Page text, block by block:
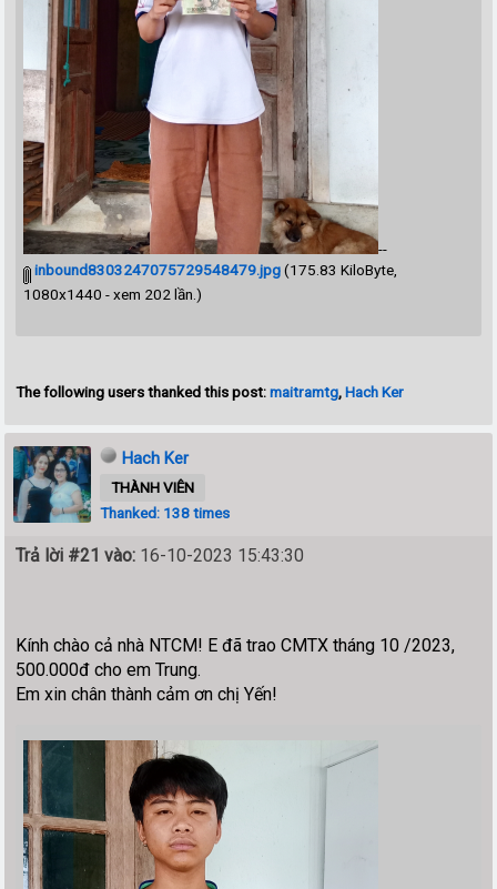
--
inbound8303247075729548479.jpg(175.83 KiloByte,
1080x1440 - xem 202 lần.)
The following users thanked this post:maitramtg,Hach Ker
Hach Ker
THÀNH VIÊN
Thanked: 138 times
Trả lời #21 vào: 16-10-2023 15:43:30
Kính chào cả nhà NTCM! E đã trao CMTX tháng 10 /2023,
500.000đ cho em Trung.
Em xin chân thành cảm ơn chị Yến!